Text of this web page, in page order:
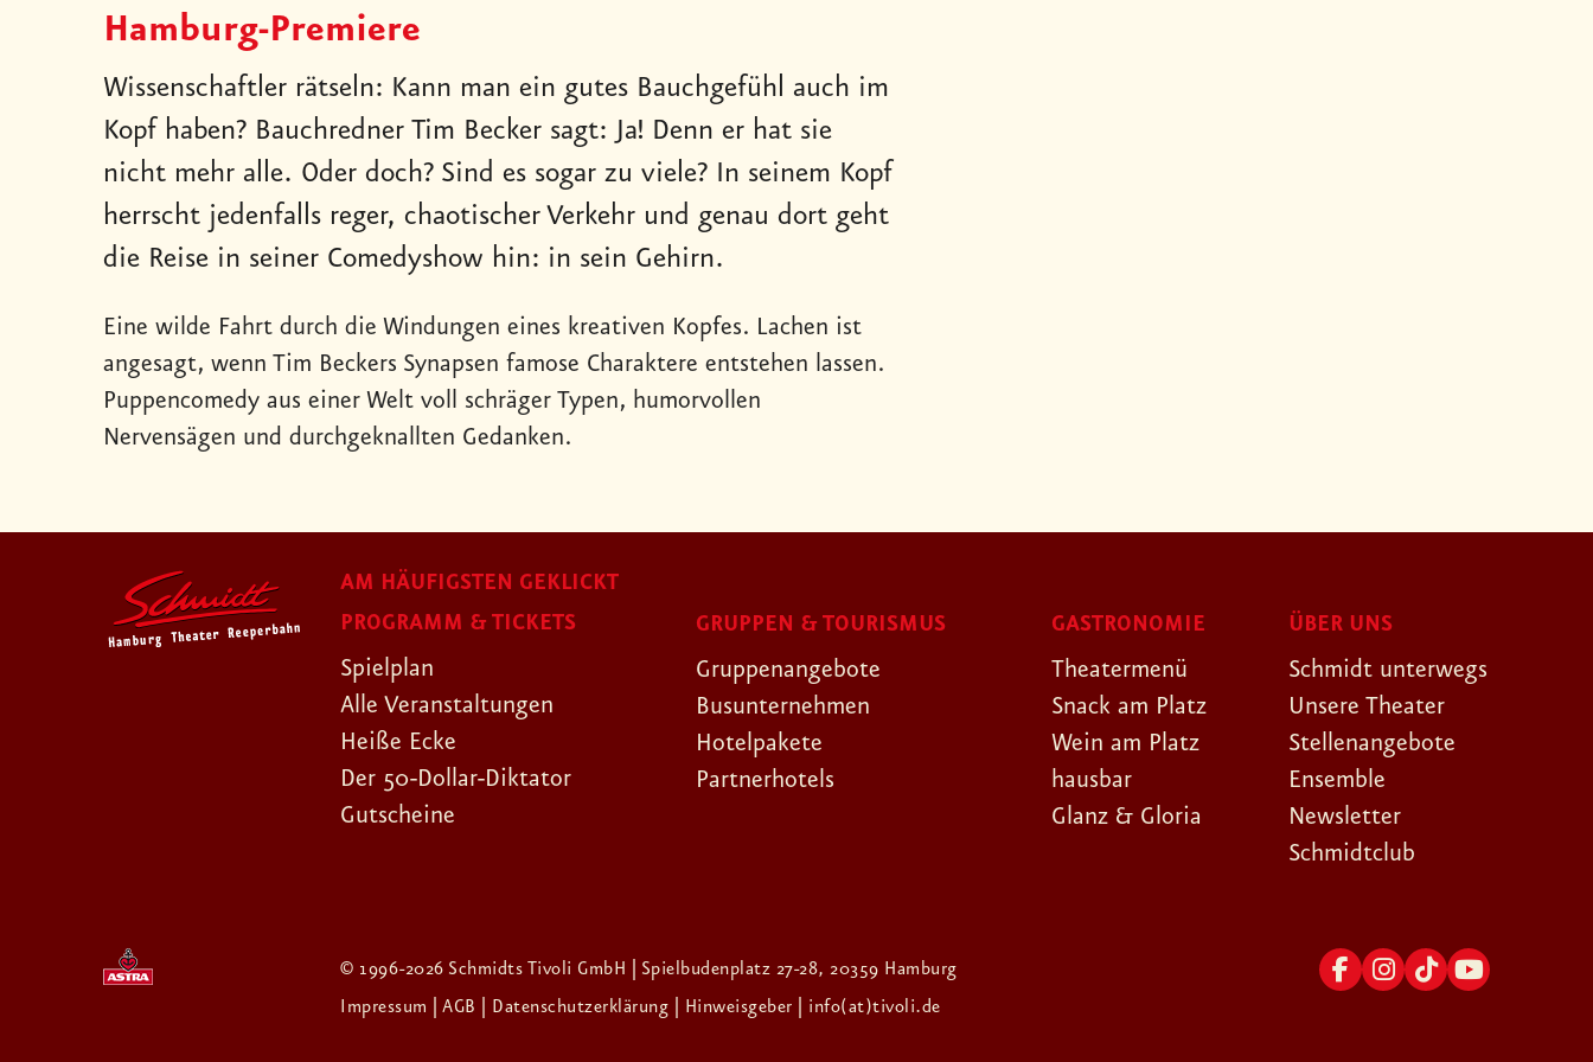
Hamburg-Premiere
Wissenschaftler rätseln: Kann man ein gutes Bauchgefühl auch im
Kopf haben? Bauchredner Tim Becker sagt: Ja! Denn er hat sie
nicht mehr alle. Oder doch? Sind es sogar zu viele? In seinem Kopf
herrscht jedenfalls reger, chaotischer Verkehr und genau dort geht
die Reise in seiner Comedyshow hin: in sein Gehirn.
Eine wilde Fahrt durch die Windungen eines kreativen Kopfes. Lachen ist
angesagt, wenn Tim Beckers Synapsen famose Charaktere entstehen lassen.
Puppencomedy aus einer Welt voll schräger Typen, humorvollen
Nervensägen und durchgeknallten Gedanken.
AM HÄUFIGSTEN GEKLICKT
PROGRAMM & TICKETS
Spielplan
Alle Veranstaltungen
Heiße Ecke
Der 50-Dollar-Diktator
Gutscheine
GRUPPEN & TOURISMUS
Gruppenangebote
Busunternehmen
Hotelpakete
Partnerhotels
GASTRONOMIE
Theatermenü
Snack am Platz
Wein am Platz
hausbar
Glanz & Gloria
ÜBER UNS
Schmidt unterwegs
Unsere Theater
Stellenangebote
Ensemble
Newsletter
Schmidtclub
© 1996-2026 Schmidts Tivoli GmbH | Spielbudenplatz 27-28, 20359 Hamburg
Impressum
| AGB | Datenschutzerklärung | Hinweisgeber | info(at)tivoli.de